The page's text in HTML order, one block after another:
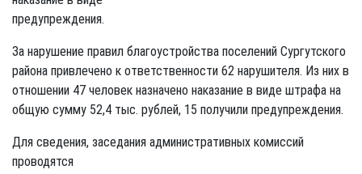
предупреждения.
За нарушение правил благоустройства поселений Сургутского
района привлечено к ответственности 62 нарушителя. Из них в
отношении 47 человек назначено наказание в виде штрафа на
общую сумму 52,4 тыс. рублей, 15 получили предупреждения.
Для сведения, заседания административных комиссий
проводятся